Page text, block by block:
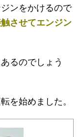
ンをかけるので
させてエンジン
るのでしょう
を始めました。